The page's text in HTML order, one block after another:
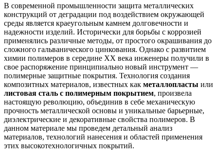
В современной промышленности защита металлических
конструкций от деградации под воздействием окружающей
среды является краеугольным камнем долговечности и
надежности изделий. Исторически для борьбы с коррозией
применялись различные методы, от простого окрашивания до
сложного гальванического цинкования. Однако с развитием
химии полимеров в середине XX века инженеры получили в
свое распоряжение принципиально новый инструмент —
полимерные защитные покрытия. Технология создания
композитных материалов, известных как металлопласты или
листовая сталь с полимерным покрытием, произвела
настоящую революцию, объединив в себе механическую
прочность металлической основы и уникальные барьерные,
диэлектрические и декоративные свойства полимеров. В
данном материале мы проведем детальный анализ
материалов, технологий нанесения и областей применения
этих высокотехнологичных покрытий.